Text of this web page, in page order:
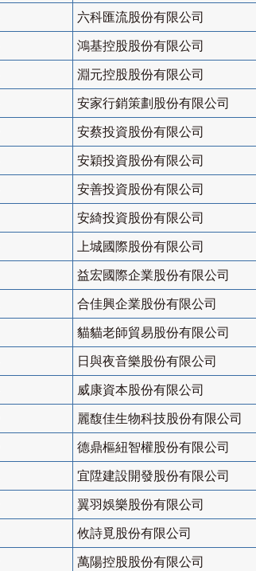
六科匯流股份有限公司
鴻基控股股份有限公司
淵元控股股份有限公司
安家行銷策劃股份有限公司
安蔡投資股份有限公司
安穎投資股份有限公司
安善投資股份有限公司
安綺投資股份有限公司
上城國際股份有限公司
益宏國際企業股份有限公司
合佳興企業股份有限公司
貓貓老師貿易股份有限公司
日與夜音樂股份有限公司
威康資本股份有限公司
麗馥佳生物科技股份有限公司
德鼎樞紐智權股份有限公司
宜陞建設開發股份有限公司
翼羽娛樂股份有限公司
攸詩覓股份有限公司
萬陽控股股份有限公司